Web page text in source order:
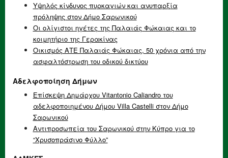
Υψηλός κίνδυνος πυρκαγιών και ανυπαρξία
πρόληψης στον Δήμο Σαρωνικού
Οι ολίγιστοι ηγέτες της Παλαιάς Φώκαιας και το
κοιμητήριο της Γερακίνας
Οικισμός ΑΤΕ Παλαιάς Φώκαιας, 50 χρόνια από την
ασφαλτόστρωση του οδικού δικτύου
Αδελφοποίηση Δήμων
Επίσκεψη Δημάρχου Vitantonio Caliandro του
αδελφοποιημένου Δήμου Villa Castelli στον Δήμο
Σαρωνικού
Αντιπροσωπεία του Σαρωνικού στην Κύπρο για το
“Χρυσοπράσινο Φύλλο”